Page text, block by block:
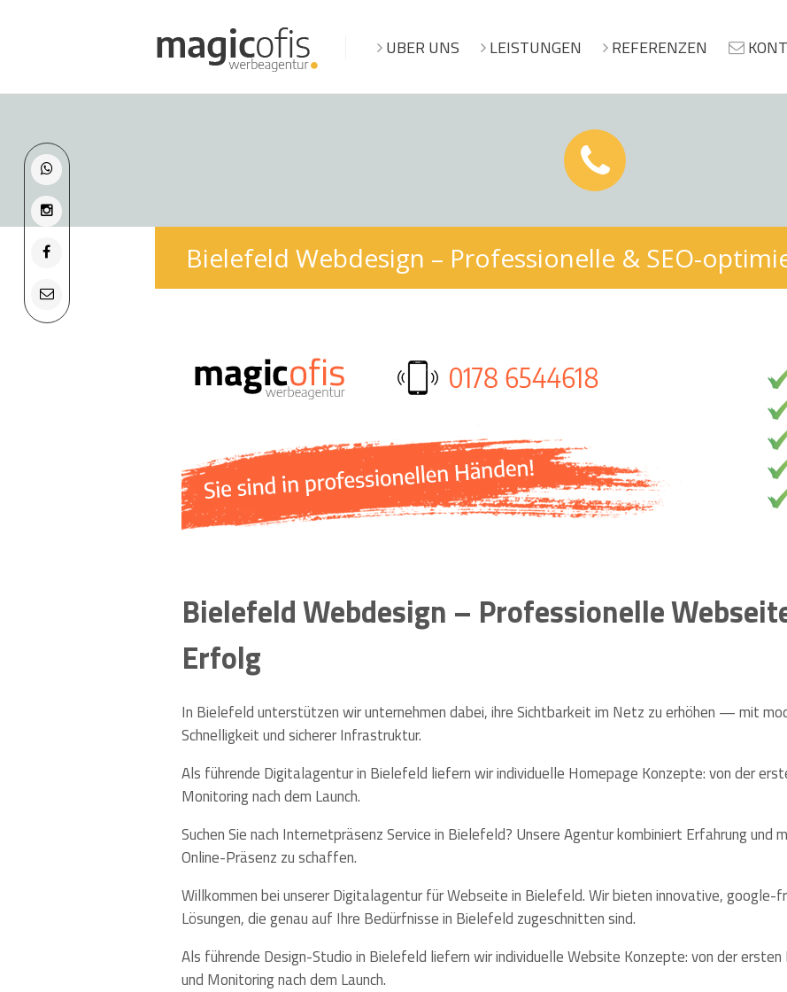
UBER UNS LEISTUNGEN REFERENZEN
Bielefeld Webdesign – Professionelle & SEO-
Bielefeld Webdesign – Professionelle
Erfolg
In Bielefeld unterstützen wir unternehmen dabei, ihre Sichtbarkeit im Netz zu erhöhen — mit
Schnelligkeit und sicherer Infrastruktur.
Als führende Digitalagentur in Bielefeld liefern wir individuelle Homepage Konzepte: von der
Monitoring nach dem Launch.
Suchen Sie nach Internetpräsenz Service in Bielefeld? Unsere Agentur kombiniert Erfahrung und
Online-Präsenz zu schaffen.
Willkommen bei unserer Digitalagentur für Webseite in Bielefeld. Wir bieten innovative, google-
Lösungen, die genau auf Ihre Bedürfnisse in Bielefeld zugeschnitten sind.
Als führende Design-Studio in Bielefeld liefern wir individuelle Website Konzepte: von der
und Monitoring nach dem Launch.